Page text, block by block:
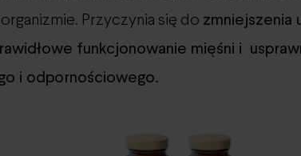
Przyczynia się do zmniejszenia
funkcjonowanie mięśni i
i odpornościowego.